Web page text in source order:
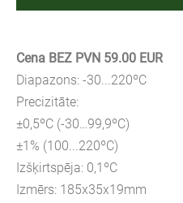
Cena BEZ PVN 59.00 EUR
Diapazons: -30...220ºC
Precizitāte:
±0,5ºC (-30…99,9ºC)
±1% (100...220ºC)
Izšķirtspēja: 0,1ºC
Izmērs: 185x35x19mm